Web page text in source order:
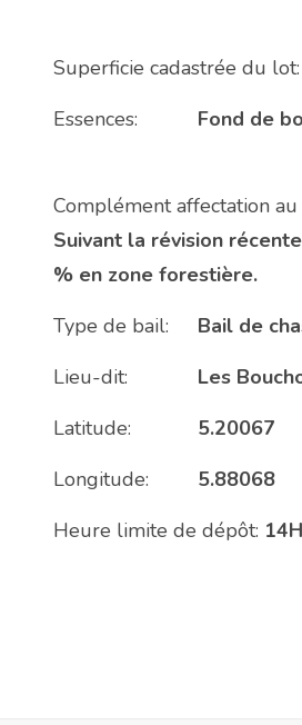
Superficie cadastrée du lot:
Essences: Fond de
Complément affectation
Suivant la révision
% en zone forestière.
Type de bail:
Bail de
Lieu-dit:
Les
Latitude:
5.20067
Longitude:
5.88068
Heure limite de dépôt: